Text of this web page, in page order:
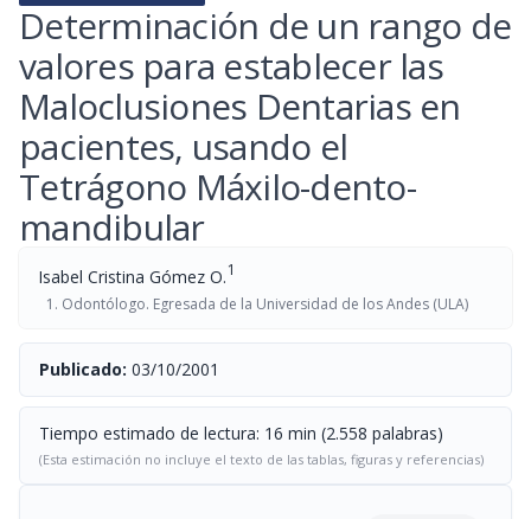
Determinación de un rango de
valores para establecer las
Maloclusiones Dentarias en
pacientes, usando el
Tetrágono Máxilo-dento-
mandibular
Isabel Cristina Gómez O.1
Odontólogo. Egresada de la Universidad de los Andes (ULA)
Publicado: 03/10/2001
Tiempo estimado de lectura: 16 min (2.558 palabras)
(Esta estimación no incluye el texto de las tablas, figuras y referencias)